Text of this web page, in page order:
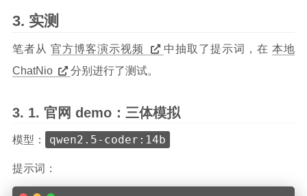
实测
笔者从官方博客演示视频 中抽取了提示词，在 本地
ChatNio
分别进行了测试。
官网 demo：三体模拟
模型： qwen2.5-coder:14b
提示词：